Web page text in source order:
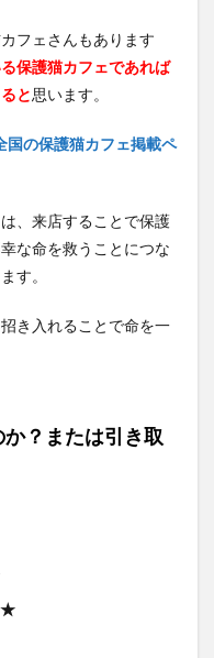
フェさんもあります
保護猫カフェであれば
と思います。
の保護猫カフェ掲載ペ
、来店することで保護
な命を救うことにつな
す。
き入れることで命を一
？または引き取